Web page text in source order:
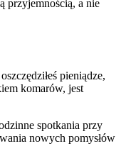
przyjemnością, a nie
pieniądze,
komarów, jest
spotkania przy
nowych pomysłów